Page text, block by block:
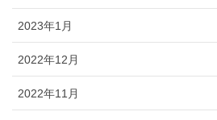
2023年1月
2022年12月
2022年11月